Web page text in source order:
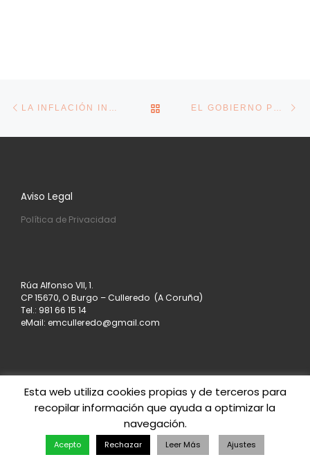
Entrada anterior
VOLVER A LA LISTA DE
Aviso Legal
Política de Privacidad
Rúa Alfonso VII, 1.
CP 15670, O Burgo – Culleredo (A Coruña)
Tel.: 981 66 15 14
eMail: emculleredo@gmail.com
© 2026Asociación de Empresarios de Culleredo
Todos los derechos reservados
Creado con – Diseñado con el Tema Customizr
Esta web utiliza cookies propias y de terceros para
recopilar información que ayuda a optimizar la
navegación.
Acepto Rechazar Leer Más Ajustes